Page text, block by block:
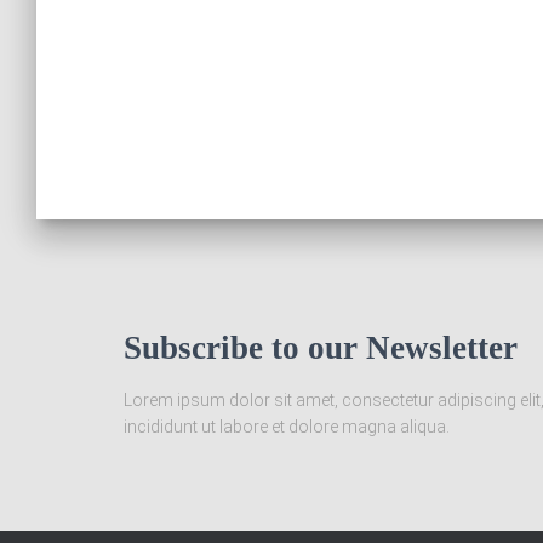
Subscribe to our Newsletter
Lorem ipsum dolor sit amet, consectetur adipiscing
incididunt ut labore et dolore magna aliqua.